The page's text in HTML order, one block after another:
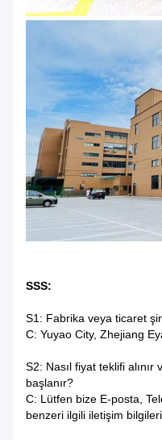
SSS:
S1: Fabrika veya ticaret
C: Yuyao City, Zhejiang
S2: Nasıl fiyat teklifi
başlanır?
C: Lütfen bize E-posta,
benzeri ilgili iletişim